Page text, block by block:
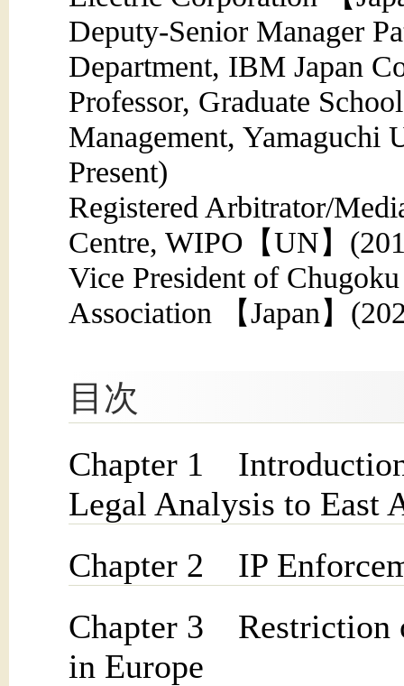
Deputy-Senior Manager
Department, IBM Japan
Professor, Graduate
Management, Yamaguchi
Present)
Registered Arbitrator/
Centre, WIPO【UN】
Vice President of
Association 【Japan】
目次
Chapter 1
Legal Analysis to East
Chapter 2 IP
Chapter 3 Restriction
in Europe